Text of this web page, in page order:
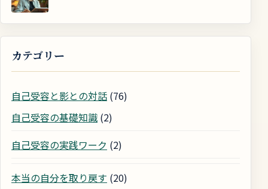
カテゴリー
自己受容と影との対話 (76)
自己受容の基礎知識 (2)
自己受容の実践ワーク (2)
本当の自分を取り戻す (20)